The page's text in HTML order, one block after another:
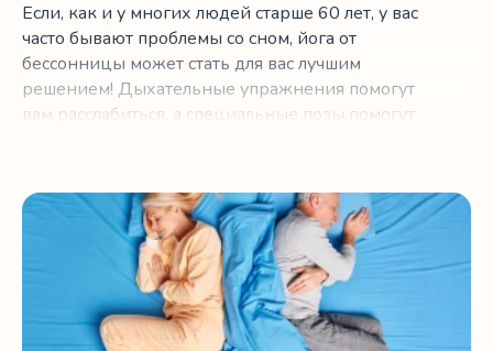
Если, как и у многих людей старше 60 лет, у вас
часто бывают проблемы со сном, йога от
бессонницы может стать для вас лучшим
решением! Дыхательные упражнения помогут
вам расслабиться, а специальные позы помогут
6 советов, если у вас проблемы со сном